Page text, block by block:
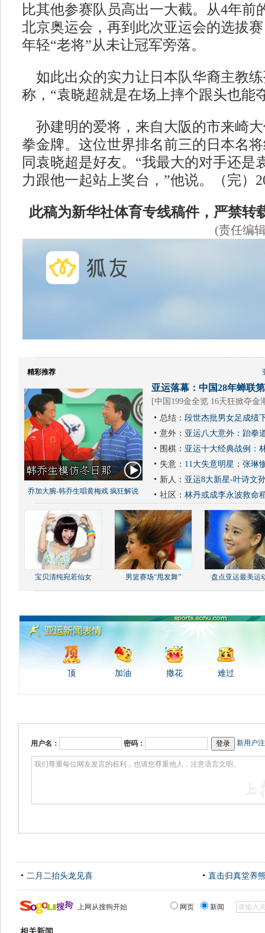
比其他参赛队员高出一大截。从4年前
北京奥运会，再到此次亚运会的选拔
年轻“老将”从未让冠军旁落。
如此出众的实力让日本队华裔主教
称，“袁晓超就是在场上摔个跟头也能
孙建明的爱将，来自大阪的市来崎
拳金牌。这位世界排名前三的日本名
同袁晓超是好友。“我最大的对手还是
力跟他一起站上奖台，”他说。（完）
此稿为新华社体育专线稿件，严禁转
(责任编
精彩推荐
乔加大腕-韩乔生唱黄梅戏 疯狂解说
亚运落幕：中国28年蝉联
[中国199金全览 16天狂掀夺金
总结： 段世杰批男女足成绩
意外： 亚运八大意外：跆拳
围棋： 亚运十大经典战例：
失意： 11大失意明星：张琳
新人： 亚运8大新星-叶诗文
社区： 林丹或成李永波救命
宝贝清纯宛若仙女 男篮赛场“甩发舞” 盘点亚运最美运
顶 加油 撒花 难过
用户名： 密码： 新用户
二月二抬头龙见喜 直击归真堂养
上网从搜狗开始 网页 新闻